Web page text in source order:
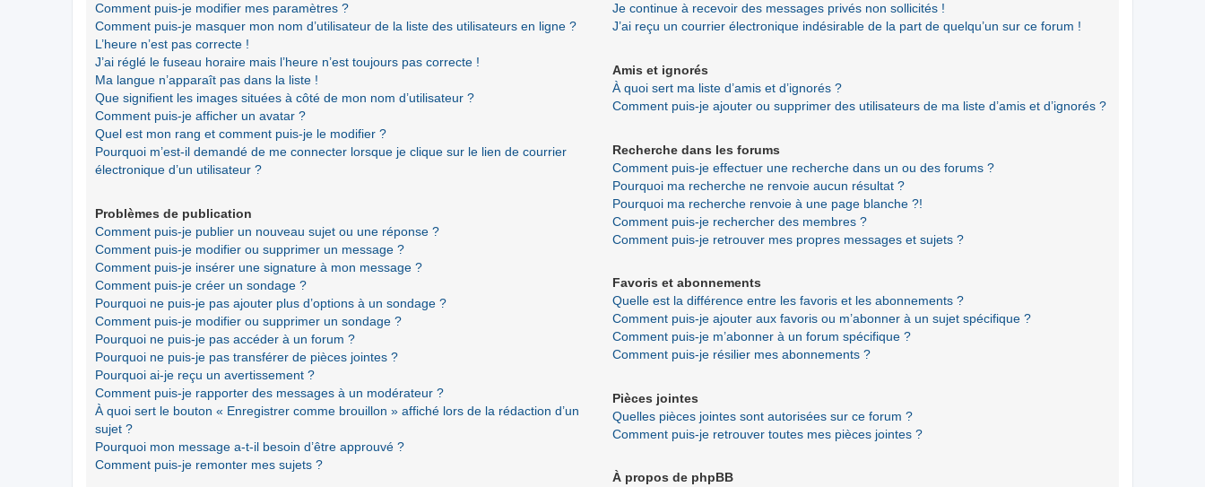
Comment puis-je modifier mes paramètres ?
Comment puis-je masquer mon nom d’utilisateur de la liste des utilisateurs en ligne ?
L’heure n’est pas correcte !
J’ai réglé le fuseau horaire mais l’heure n’est toujours pas correcte !
Ma langue n’apparaît pas dans la liste !
Que signifient les images situées à côté de mon nom d’utilisateur ?
Comment puis-je afficher un avatar ?
Quel est mon rang et comment puis-je le modifier ?
Pourquoi m’est-il demandé de me connecter lorsque je clique sur le lien de courrier
électronique d’un utilisateur ?
Problèmes de publication
Comment puis-je publier un nouveau sujet ou une réponse ?
Comment puis-je modifier ou supprimer un message ?
Comment puis-je insérer une signature à mon message ?
Comment puis-je créer un sondage ?
Pourquoi ne puis-je pas ajouter plus d’options à un sondage ?
Comment puis-je modifier ou supprimer un sondage ?
Pourquoi ne puis-je pas accéder à un forum ?
Pourquoi ne puis-je pas transférer de pièces jointes ?
Pourquoi ai-je reçu un avertissement ?
Comment puis-je rapporter des messages à un modérateur ?
À quoi sert le bouton « Enregistrer comme brouillon » affiché lors de la rédaction d’un
sujet ?
Pourquoi mon message a-t-il besoin d’être approuvé ?
Comment puis-je remonter mes sujets ?
Je continue à recevoir des messages privés non sollicités !
J’ai reçu un courrier électronique indésirable de la part de quelqu’un sur ce forum !
Amis et ignorés
À quoi sert ma liste d’amis et d’ignorés ?
Comment puis-je ajouter ou supprimer des utilisateurs de ma liste d’amis et d’ignorés ?
Recherche dans les forums
Comment puis-je effectuer une recherche dans un ou des forums ?
Pourquoi ma recherche ne renvoie aucun résultat ?
Pourquoi ma recherche renvoie à une page blanche ?!
Comment puis-je rechercher des membres ?
Comment puis-je retrouver mes propres messages et sujets ?
Favoris et abonnements
Quelle est la différence entre les favoris et les abonnements ?
Comment puis-je ajouter aux favoris ou m’abonner à un sujet spécifique ?
Comment puis-je m’abonner à un forum spécifique ?
Comment puis-je résilier mes abonnements ?
Pièces jointes
Quelles pièces jointes sont autorisées sur ce forum ?
Comment puis-je retrouver toutes mes pièces jointes ?
À propos de phpBB